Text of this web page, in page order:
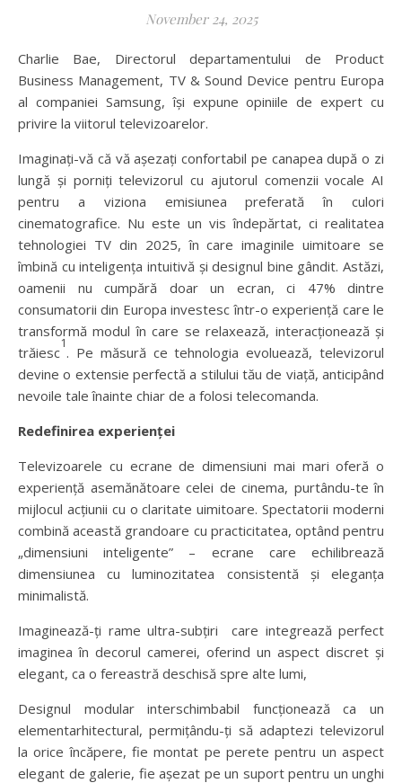
November 24, 2025
Charlie Bae, Directorul departamentului de Product
Business Management, TV & Sound Device pentru Europa
al companiei Samsung, își expune opiniile de expert cu
privire la viitorul televizoarelor.
Imaginați-vă că vă așezați confortabil pe canapea după o zi
lungă și porniți televizorul cu ajutorul comenzii vocale AI
pentru a viziona emisiunea preferată în culori
cinematografice. Nu este un vis îndepărtat, ci realitatea
tehnologiei TV din 2025, în care imaginile uimitoare se
îmbină cu inteligența intuitivă și designul bine gândit. Astăzi,
oamenii nu cumpără doar un ecran, ci 47% dintre
consumatorii din Europa investesc într-o experiență care le
transformă modul în care se relaxează, interacționează și
trăiesc
1
. Pe măsură ce tehnologia evoluează, televizorul
devine o extensie perfectă a stilului tău de viață, anticipând
nevoile tale înainte chiar de a folosi telecomanda.
Redefinirea experienței
Televizoarele cu ecrane de dimensiuni mai mari oferă o
experiență asemănătoare celei de cinema, purtându-te în
mijlocul acțiunii cu o claritate uimitoare. Spectatorii moderni
combină această grandoare cu practicitatea, optând pentru
„dimensiuni inteligente” – ecrane care echilibrează
dimensiunea cu luminozitatea consistentă și eleganța
minimalistă.
Imaginează-ți rame ultra-subțiri care integrează perfect
imaginea în decorul camerei, oferind un aspect discret și
elegant, ca o fereastră deschisă spre alte lumi,
Designul modular interschimbabil funcționează ca un
elementarhitectural, permițându-ți să adaptezi televizorul
la orice încăpere, fie montat pe perete pentru un aspect
elegant de galerie, fie așezat pe un suport pentru un unghi